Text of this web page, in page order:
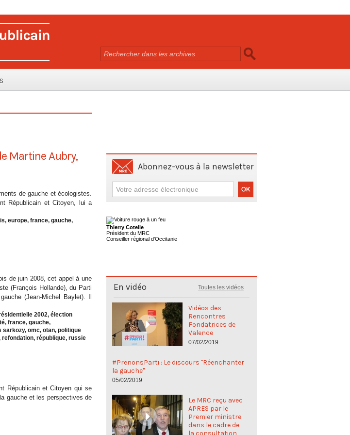
Martine Aubry,
de gauche et écologistes.
Républicain et Citoyen, lui a
, europe, france, gauche,
de juin 2008, cet appel à une
(François Hollande), du Parti
(Jean-Michel Baylet). Il
2002, élection
, france, gauche,
sarkozy, omc, otan, politique
refondation, république, russie
Républicain et Citoyen qui se
gauche et les perspectives de
Abonnez-vous à la newsletter
Thierry Cotelle
Président du MRC
Conseiller régional d'Occitanie
En vidéo Toutes les vidéos
Vidéos des
Rencontres
Fondatrices de
Valence
07/02/2019
#PrenonsParti : Le discours "Réenchanter
la gauche"
05/02/2019
Le MRC reçu avec
APRES par le
Premier ministre
dans le cadre de